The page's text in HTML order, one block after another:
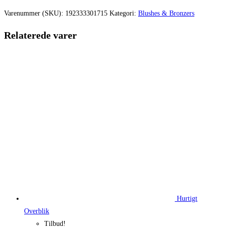
var:
er:
Varenummer (SKU): 192333301715 Kategori: Blushes & Bronzers
Relaterede varer
Hurtigt
Overblik
Tilbud!